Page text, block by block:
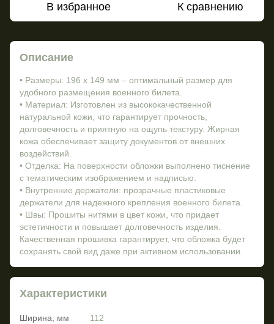
В избранное К сравнению
Описание
• Размеры: 196 х 149 мм – оптимальный размер для
удобного размещения военного билета.
• Материал: Изготовлен из высококачественной
натуральной кожи, что гарантирует прочность,
долговечность и приятную на ощупь текстуру. Жирная
кожа обеспечивает защиту документов от внешних
воздействий.
• Отделка: На поверхности обложки выполнено тиснение
с тематическим изображением и надписью.
• Внутренние держатели: прозрачные пластиковые
держатели для надежного крепления военного билета.
• Швы: Прошиты нитями в цвет кожи, что придает
эстетичности и повышает долговечность изделия.
Качественная прошивка гарантирует, что обложка будет
сохранять свой вид даже при активном использовании.
Характеристики
Ширина, мм
112